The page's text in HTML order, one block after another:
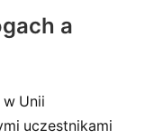
a
Unii
uczestnikami